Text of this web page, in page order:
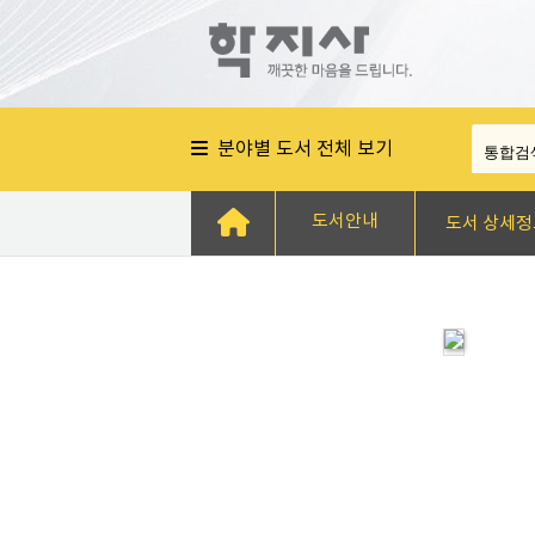
분야별 도서 전체 보기
도서안내 도서 상세